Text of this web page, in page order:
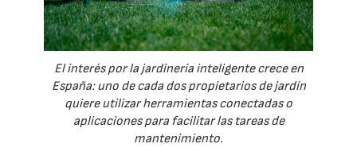
El interés por la jardinería inteligente crece en
España: uno de cada dos propietarios de jardín
quiere utilizar herramientas conectadas o
aplicaciones para facilitar las tareas de
mantenimiento.